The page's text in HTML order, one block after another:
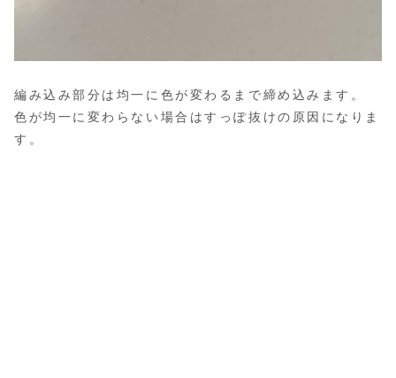
編み込み部分は均一に色が変わるまで締め込みます。
色が均一に変わらない場合はすっぽ抜けの原因になりま
す。